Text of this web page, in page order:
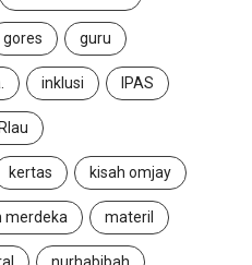
gores guru
inklusi IPAS
kertas kisah omjay
merdeka materil